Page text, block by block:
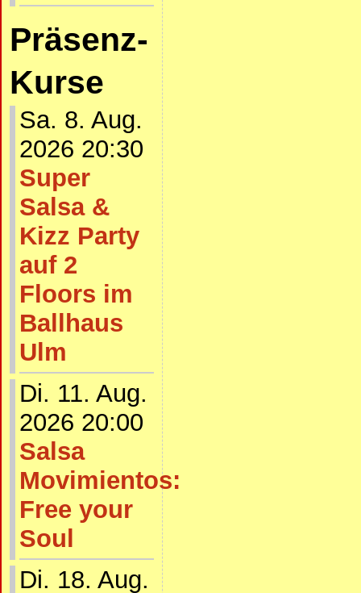
Präsenz-
Kurse
Sa. 8. Aug.
2026 20:30
Super
Salsa &
Kizz Party
auf 2
Floors im
Ballhaus
Ulm
Di. 11. Aug.
2026 20:00
Salsa
Movimientos:
Free your
Soul
Di. 18. Aug.